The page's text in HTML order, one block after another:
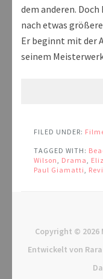
dem anderen.
nach etwas
Er beginnt mit der
seinem
FILED UNDER:
TAGGED WITH:
Wilson
Drama
Paul Giamatti
Copyright © 2026
Entwickelt von